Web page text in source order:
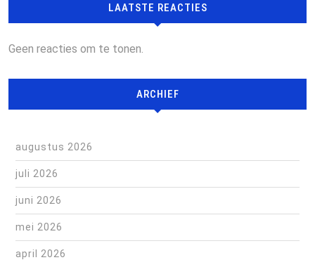
LAATSTE REACTIES
Geen reacties om te tonen.
ARCHIEF
augustus 2026
juli 2026
juni 2026
mei 2026
april 2026